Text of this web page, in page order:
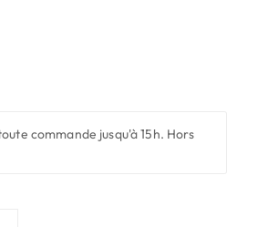
commande jusqu'à 15h. Hors